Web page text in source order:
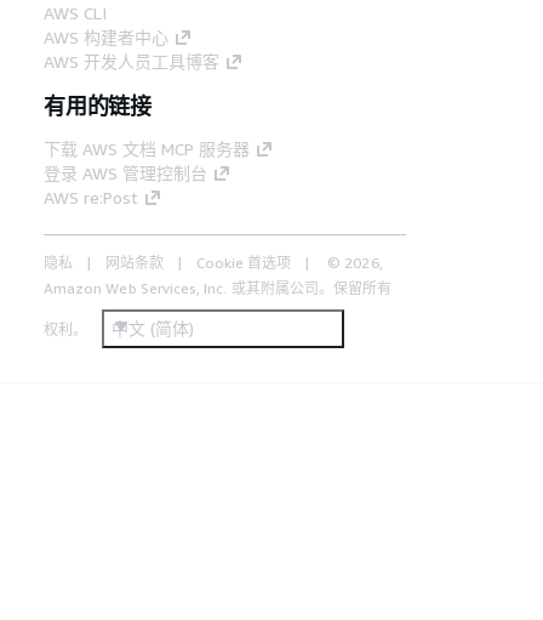
AWS CLI
AWS 构建者中心
AWS 开发人员工具博客
有用的链接
下载 AWS 文档 MCP 服务器
登录 AWS 管理控制台
AWS re:Post
隐私 网站条款 Cookie 首选项
© 2026,
Amazon Web Services, Inc. 或其附属公司。保留所有
权利。 中文 (简体)